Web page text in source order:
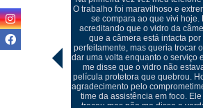
nada
e fui
Atendimento excelente, desde
whatsapp com o Igor, onde me
quebrada do meu celular, ótimos
foi preciso trocar o display,
danificar a peça e realizar
cuidadosos e atenciosos,